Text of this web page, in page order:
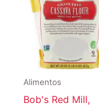
Alimentos
Bob's Red Mill,